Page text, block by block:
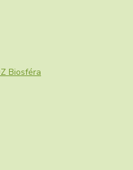
Biosféra